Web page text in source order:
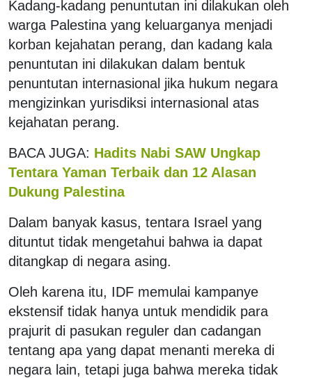
Kadang-kadang penuntutan ini dilakukan oleh
warga Palestina yang keluarganya menjadi
korban kejahatan perang, dan kadang kala
penuntutan ini dilakukan dalam bentuk
penuntutan internasional jika hukum negara
mengizinkan yurisdiksi internasional atas
kejahatan perang.
BACA JUGA: Hadits Nabi SAW Ungkap
Tentara Yaman Terbaik dan 12 Alasan
Dukung Palestina
Dalam banyak kasus, tentara Israel yang
dituntut tidak mengetahui bahwa ia dapat
ditangkap di negara asing.
Oleh karena itu, IDF memulai kampanye
ekstensif tidak hanya untuk mendidik para
prajurit di pasukan reguler dan cadangan
tentang apa yang dapat menanti mereka di
negara lain, tetapi juga bahwa mereka tidak